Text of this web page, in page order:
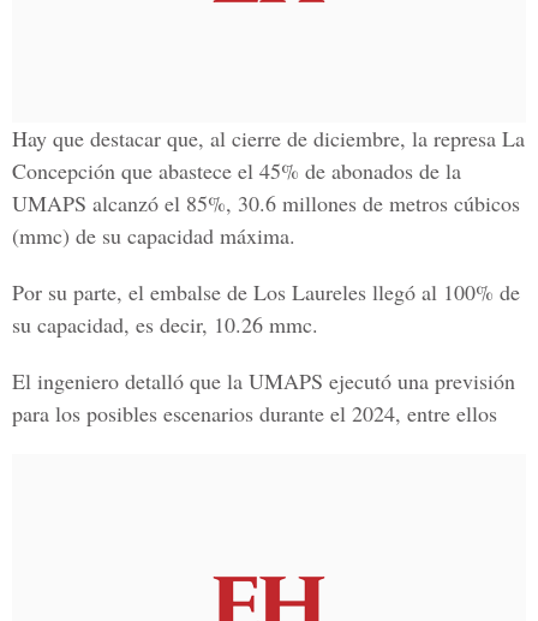
Hay que destacar que, al cierre de diciembre, la represa La
Concepción que abastece el 45% de abonados de la
UMAPS alcanzó el 85%, 30.6 millones de metros cúbicos
(mmc) de su capacidad máxima.
Por su parte, el embalse de Los Laureles llegó al 100% de
su capacidad, es decir, 10.26 mmc.
El ingeniero detalló que la UMAPS ejecutó una previsión
para los posibles escenarios durante el 2024, entre ellos